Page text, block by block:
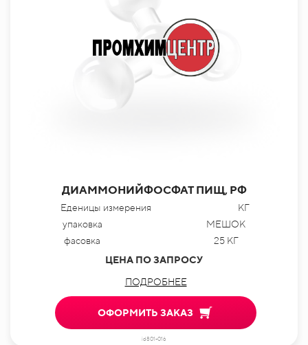
ДИАММОНИЙФОСФАТ ПИЩ, РФ
Еденицы измерения
КГ
упаковка
МЕШОК
фасовка
25 КГ
ЦЕНА ПО ЗАПРОСУ
ПОДРОБНЕЕ
ОФОРМИТЬ ЗАКАЗ
id801-016